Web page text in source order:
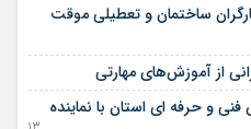
ساختمان و تعطیلی موقت
از آموزش‌های مهارتی
و حرفه ای استان با نماینده